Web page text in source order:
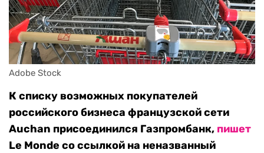
Adobe Stock
К списку возможных покупателей
российского бизнеса французской сети
Auchan присоединился Газпромбанк, пишет
Le Monde со ссылкой на неназванный